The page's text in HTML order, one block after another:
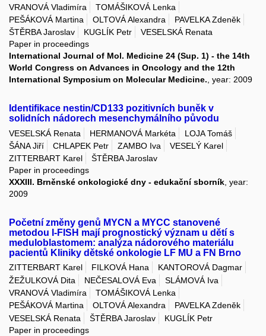
VRANOVÁ Vladimíra
TOMÁŠIKOVÁ Lenka
PEŠÁKOVÁ Martina
OLTOVÁ Alexandra
PAVELKA Zdeněk
ŠTĚRBA Jaroslav
KUGLÍK Petr
VESELSKÁ Renata
Paper in proceedings
International Journal of Mol. Medicine 24 (Sup. 1) - the 14th
World Congress on Advances in Oncology and the 12th
International Symposium on Molecular Medicine., year: 2009
Identifikace nestin/CD133 pozitivních buněk v
solidních nádorech mesenchymálního původu
VESELSKÁ Renata HERMANOVÁ Markéta
LOJA Tomáš
ŠÁNA Jiří
CHLAPEK Petr ZAMBO Iva
VESELÝ Karel
ZITTERBART Karel
ŠTĚRBA Jaroslav
Paper in proceedings
XXXIII. Brněnské onkologické dny - edukační sborník , year:
2009
Početní změny genů MYCN a MYCC stanovené
metodou I-FISH mají prognostický význam u dětí s
meduloblastomem: analýza nádorového materiálu
pacientů Kliniky dětské onkologie LF MU a FN Brno
ZITTERBART Karel FILKOVÁ Hana
KANTOROVÁ Dagmar
ŽEŽULKOVÁ Dita
NEČESALOVÁ Eva
SLÁMOVÁ Iva
VRANOVÁ Vladimíra
TOMÁŠIKOVÁ Lenka
PEŠÁKOVÁ Martina
OLTOVÁ Alexandra
PAVELKA Zdeněk
VESELSKÁ Renata
ŠTĚRBA Jaroslav
KUGLÍK Petr
Paper in proceedings